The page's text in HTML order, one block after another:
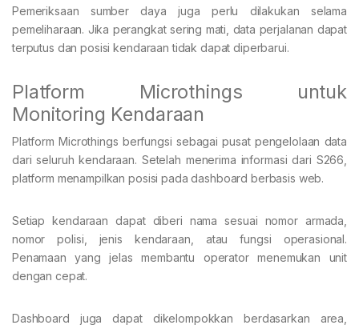
Pemeriksaan sumber daya juga perlu dilakukan selama
pemeliharaan. Jika perangkat sering mati, data perjalanan dapat
terputus dan posisi kendaraan tidak dapat diperbarui.
Platform Microthings untuk
Monitoring Kendaraan
Platform Microthings berfungsi sebagai pusat pengelolaan data
dari seluruh kendaraan. Setelah menerima informasi dari S266,
platform menampilkan posisi pada dashboard berbasis web.
Setiap kendaraan dapat diberi nama sesuai nomor armada,
nomor polisi, jenis kendaraan, atau fungsi operasional.
Penamaan yang jelas membantu operator menemukan unit
dengan cepat.
Dashboard juga dapat dikelompokkan berdasarkan area,